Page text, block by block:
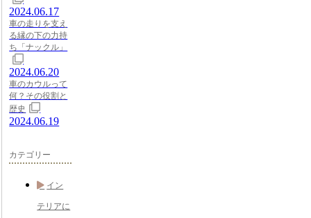
2024.06.17
車の走りを支え
る縁の下の力持
ち「ナックル」
2024.06.20
車のカウルって
何？その役割と
歴史
2024.06.19
カテゴリー
イン
テリアに